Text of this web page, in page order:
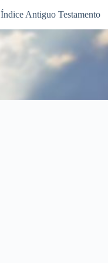
Índice Antiguo Testamento